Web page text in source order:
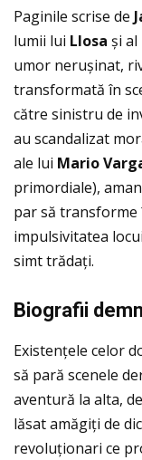
Paginile scrise de
lumii lui Llosa și al
umor nerușinat,
transformată în
către sinistru de
au scandalizat
ale lui Mario
primordiale),
par să transforme
impulsivitatea
simt trădaţi.
Biografii
Existenţele celor
să pară scenele
aventură la alta,
lăsat amăgiţi de
revoluţionari ce